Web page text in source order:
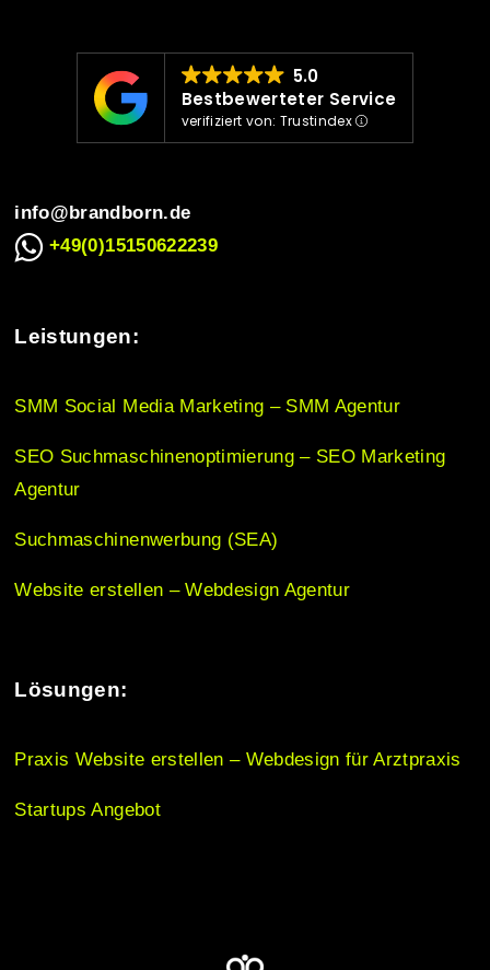
a
t
i
o
n
5.0
Bestbewerteter Service
verifiziert von: Trustindex
info@brandborn.de
+49(0)15150622239
Leistungen:
SMM Social Media Marketing – SMM Agentur
SEO Suchmaschinenoptimierung – SEO Marketing
Agentur
Suchmaschinenwerbung (SEA)
Website erstellen – Webdesign Agentur
Lösungen:
Praxis Website erstellen – Webdesign für Arztpraxis
Startups Angebot